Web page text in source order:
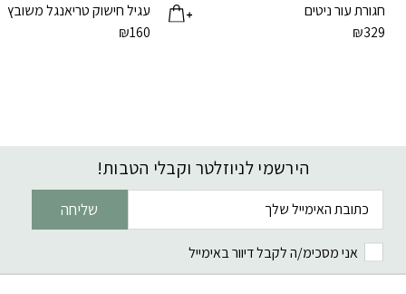
חגורת עור ניטים
₪329
עגיל חישוק טריאנגל משובץ
₪160
הירשמי לניוזלטר וקבלי הטבות!
שליחה
אני מסכימ/ה לקבל דיוור באימייל